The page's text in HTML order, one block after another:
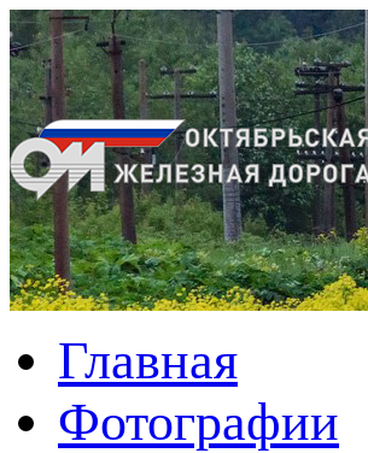
Главная
Фотографии